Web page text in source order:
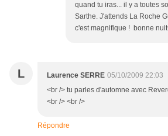
quand tu iras... il y a toutes
Sarthe. J'attends La Roche
c'est magnifique ! bonne
L Laurence SERRE 05/10/2009 22:03
<br /> tu parles d'automne avec
<br /> <br />
Répondre